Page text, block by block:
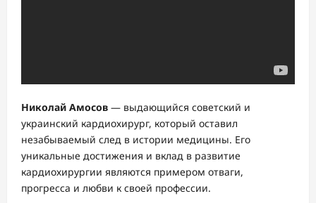
Николай Амосов — выдающийся советский и
украинский кардиохирург, который оставил
незабываемый след в истории медицины. Его
уникальные достижения и вклад в развитие
кардиохирургии являются примером отваги,
прогресса и любви к своей профессии.